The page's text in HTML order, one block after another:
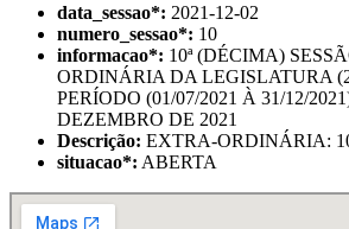
data_sessao*: 2021-12-02
numero_sessao*: 10
informacao*: 10ª (DÉCIMA)
ORDINÁRIA DA LEGISLATURA
PERÍODO (01/07/2021 À 31/12/
DEZEMBRO DE 2021
Descrição: EXTRA-ORDINÁRIA:
situacao*: ABERTA